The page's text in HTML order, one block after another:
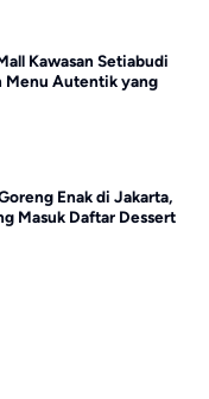
Kawasan Setiabudi
Menu Autentik yang
Enak di Jakarta,
Masuk Daftar Dessert